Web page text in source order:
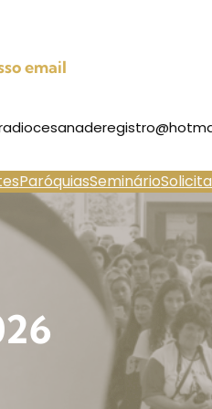
email
ParóquiasSeminário